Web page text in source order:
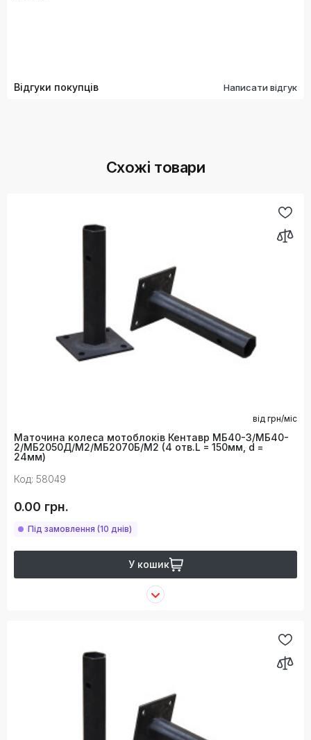
Відгуки покупців Написати відгук
Схожі товари
від грн/міс
Маточина колеса мотоблоків Кентавр МБ40-3/МБ40-
2/МБ2050Д/М2/МБ2070Б/М2 (4 отв.L = 150мм, d =
24мм)
Код: 58049
0.00 грн.
Під замовлення (10 днів)
У кошик